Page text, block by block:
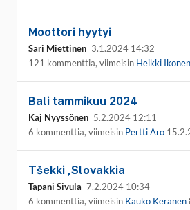
Moottori hyytyi
Sari Miettinen 3.1.2024 14:32
121 kommenttia, viimeisin Heikki Ikonen
Bali tammikuu 2024
Kaj Nyyssönen 5.2.2024 12:11
6 kommenttia, viimeisin Pertti Aro
Tšekki ,Slovakkia
Tapani Sivula 7.2.2024 10:34
6 kommenttia, viimeisin Kauko Keränen